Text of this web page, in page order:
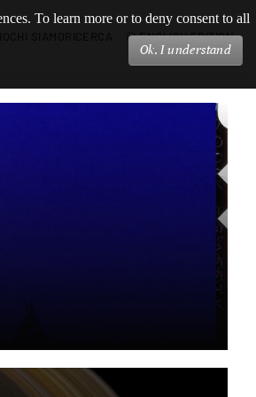
ENGLISH EDITION
To learn more or to deny consent to all
Ok, I understand